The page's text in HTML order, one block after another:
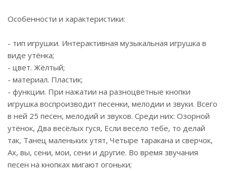
Особенности и характеристики:
- тип игрушки. Интерактивная музыкальная игрушка в
виде утёнка;
- цвет. Жёлтый;
- материал. Пластик;
- функции. При нажатии на разноцветные кнопки
игрушка воспроизводит песенки, мелодии и звуки. Всего
в ней 25 песен, мелодий и звуков. Среди них: Озорной
утёнок, Два весёлых гуся, Если весело тебе, то делай
так, Танец маленьких утят, Четыре таракана и сверчок,
Ах, вы, сени, мои, сени и другие. Во время звучания
песен на кнопках мигают огоньки;